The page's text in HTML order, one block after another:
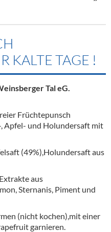
KALTE TAGE !
Tal eG.
Früchtepunsch
Apfel- und Holundersaft mit
(49%),Holundersaft aus
aus
Sternanis, Piment und
(nicht kochen),mit einer
garnieren.